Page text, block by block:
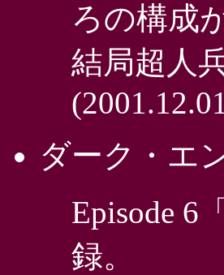
ろの構成
結局超人
ダーク・エ
Episode 6
録。